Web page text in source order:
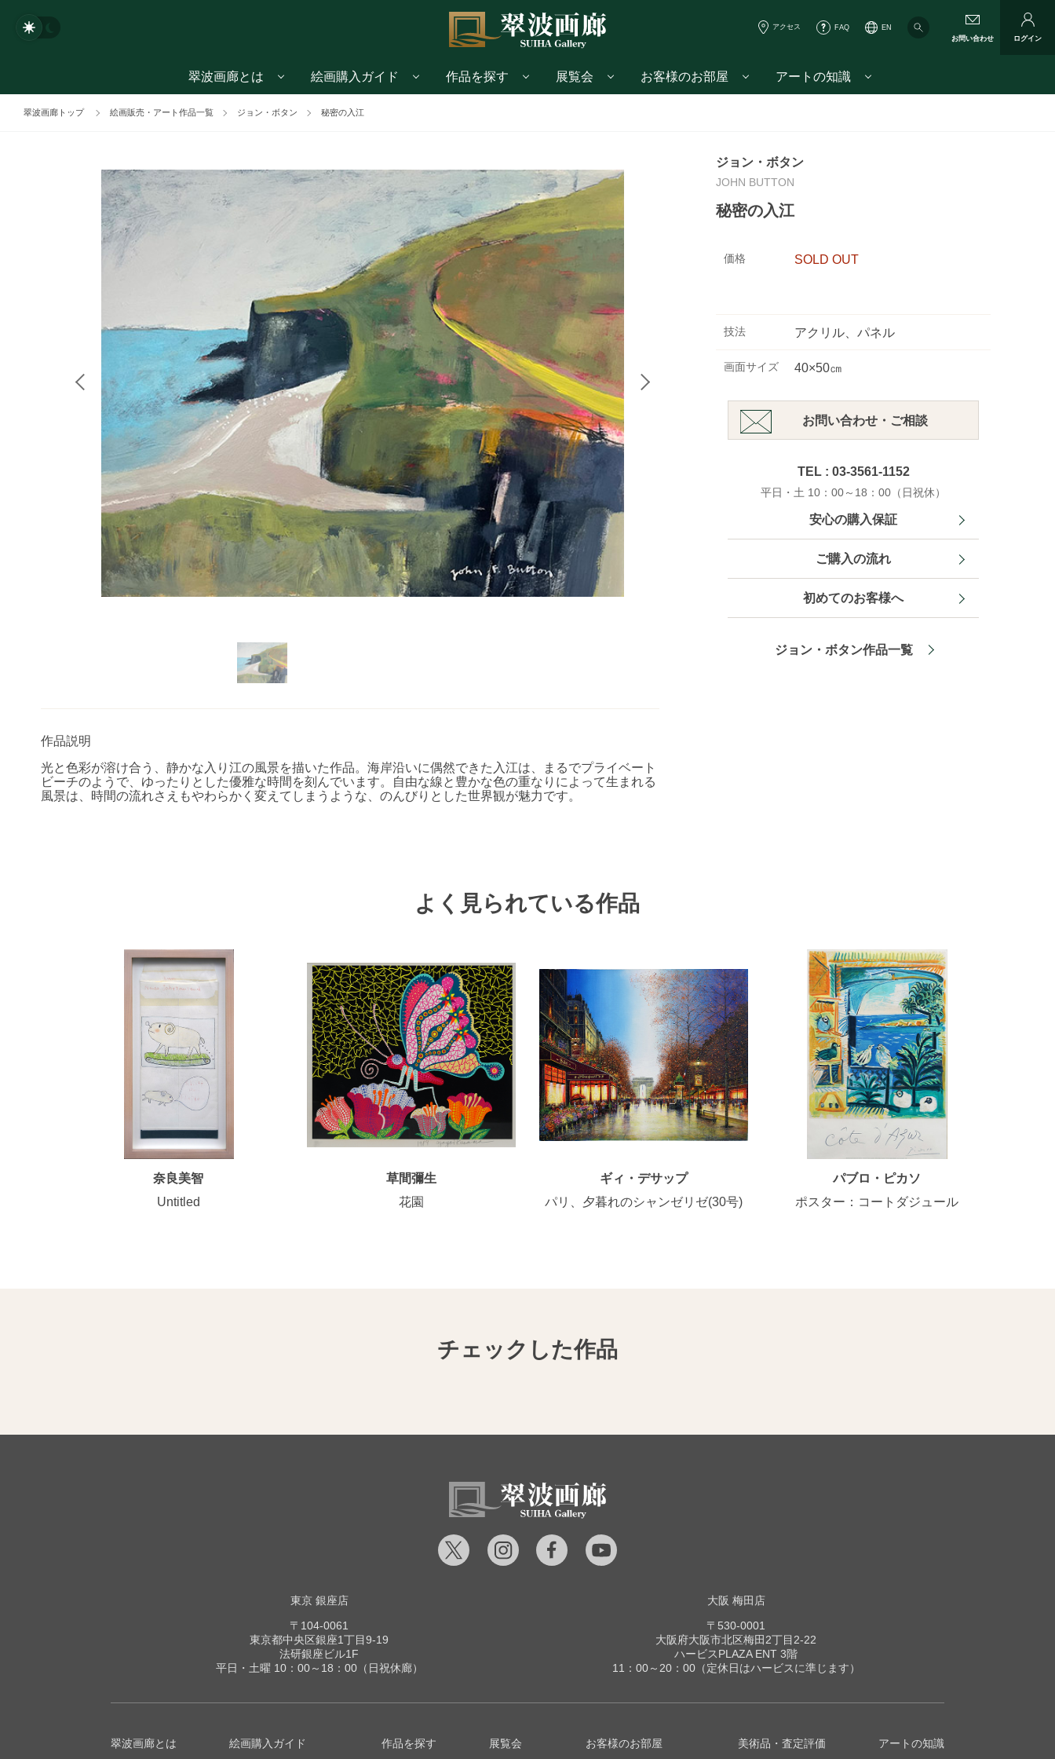
アクセス FAQ
EN
お問い合わせ
ログイン
翠波画廊とは 絵画購入ガイド 作品を探す 展覧会 お客様のお部屋 アートの知識
翠波画廊トップ 絵画販売・アート作品一覧 ジョン・ボタン 秘密の入江
作品説明
光と色彩が溶け合う、静かな入り江の風景を描いた作品。海岸沿いに偶然できた入江は、まるでプライベート
ビーチのようで、ゆったりとした優雅な時間を刻んでいます。自由な線と豊かな色の重なりによって生まれる
風景は、時間の流れさえもやわらかく変えてしまうような、のんびりとした世界観が魅力です。
ジョン・ボタン
JOHN BUTTON
秘密の入江
価格 SOLD OUT
技法 アクリル、パネル
画面サイズ 40×50㎝
お問い合わせ・ご相談
TEL : 03-3561-1152
平日・土 10：00～18：00（日祝休）
安心の購入保証
ご購入の流れ
初めてのお客様へ
ジョン・ボタン作品一覧
よく見られている作品
奈良美智
Untitled
草間彌生
花園
ギィ・デサップ
パリ、夕暮れのシャンゼリゼ(30号)
パブロ・ピカソ
ポスター：コートダジュール
チェックした作品
東京 銀座店
〒104-0061
東京都中央区銀座1丁目9-19
法研銀座ビル1F
平日・土曜 10：00～18：00（日祝休廊）
大阪 梅田店
〒530-0001
大阪府大阪市北区梅田2丁目2-22
ハービスPLAZA ENT 3階
11：00～20：00（定休日はハービスに準じます）
翠波画廊とは 絵画購入ガイド 作品を探す 展覧会 お客様のお部屋 美術品・査定評価 アートの知識